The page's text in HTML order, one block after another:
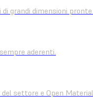
di grandi dimensioni
aderenti.
settore e Open